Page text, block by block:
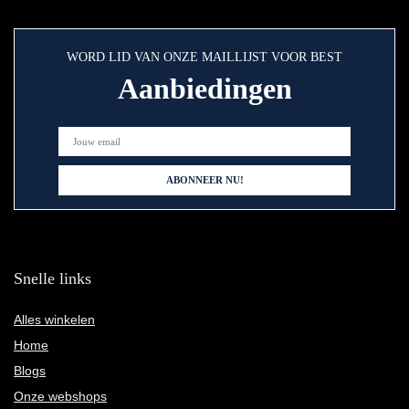
WORD LID VAN ONZE MAILLIJST VOOR BEST
Aanbiedingen
Snelle links
Alles winkelen
Home
Blogs
Onze webshops